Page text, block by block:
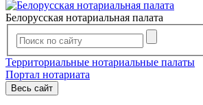
Белорусская нотариальная палата
Территориальные нотариальные палаты
Портал нотариата
Весь сайт